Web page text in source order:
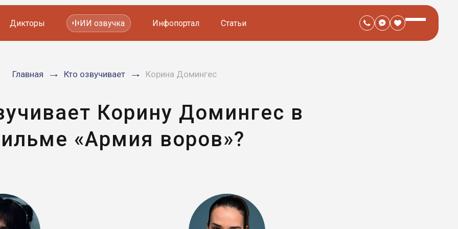
Мультфильмов
Дикторы ИИ озвучка Инфопортал Статьи
Главная Кто озвучивает Корина Домингес
Корину Домингес в
«Армия воров»?